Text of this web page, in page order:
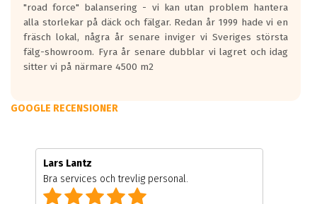
"road force" balansering - vi kan utan problem hantera
alla storlekar på däck och fälgar. Redan år 1999 hade vi en
fräsch lokal, några år senare inviger vi Sveriges största
fälg-showroom. Fyra år senare dubblar vi lagret och idag
sitter vi på närmare 4500 m2
GOOGLE RECENSIONER
Lars Lantz
Bra services och trevlig personal.